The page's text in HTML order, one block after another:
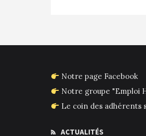
Notre page Facebook
Notre groupe "Emploi
Le coin des adhérents
ACTUALITÉS